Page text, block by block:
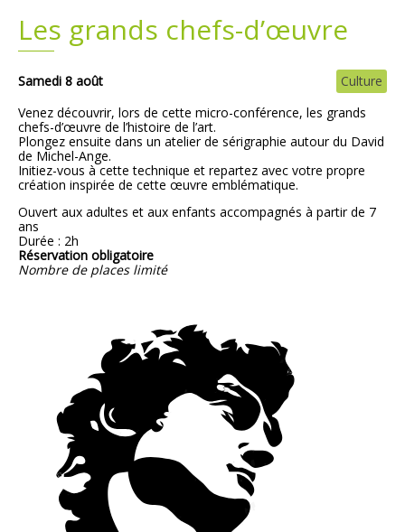
Les grands chefs-d’œuvre
Samedi 8 août
Culture
Venez découvrir, lors de cette micro-conférence, les grands
chefs-d’œuvre de l’histoire de l’art.
Plongez ensuite dans un atelier de sérigraphie autour du David
de Michel-Ange.
Initiez-vous à cette technique et repartez avec votre propre
création inspirée de cette œuvre emblématique.
Ouvert aux adultes et aux enfants accompagnés à partir de 7
ans
Durée : 2h
Réservation obligatoire
Nombre de places limité
Plans
Demandes légales
Emploi
Marchés publics
Grands projets